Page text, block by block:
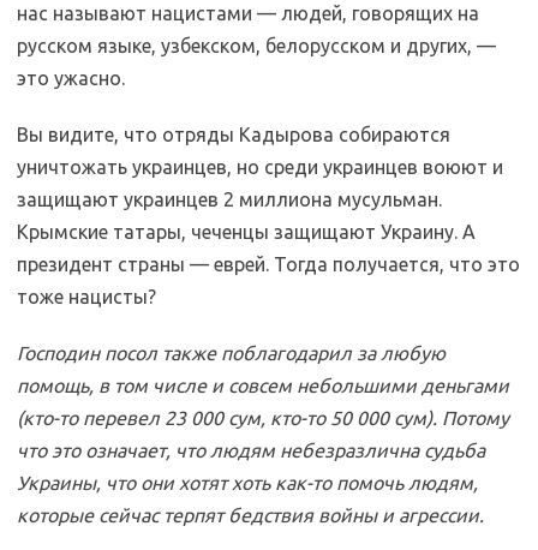
нас называют нацистами — людей, говорящих на
русском языке, узбекском, белорусском и других, —
это ужасно.
Вы видите, что отряды Кадырова собираются
уничтожать украинцев, но среди украинцев воюют и
защищают украинцев 2 миллиона мусульман.
Крымские татары, чеченцы защищают Украину. А
президент страны — еврей. Тогда получается, что это
тоже нацисты?
Господин посол также поблагодарил за любую
помощь, в том числе и совсем небольшими деньгами
(кто-то перевел 23 000 сум, кто-то 50 000 сум). Потому
что это означает, что людям небезразлична судьба
Украины, что они хотят хоть как-то помочь людям,
которые сейчас терпят бедствия войны и агрессии.